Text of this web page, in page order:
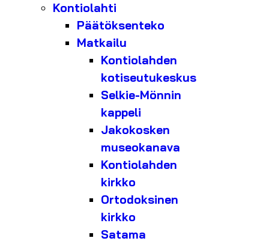
Kontiolahti
Päätöksenteko
Matkailu
Kontiolahden
kotiseutukeskus
Selkie-Mönnin
kappeli
Jakokosken
museokanava
Kontiolahden
kirkko
Ortodoksinen
kirkko
Satama